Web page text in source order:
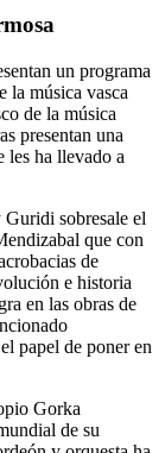
un programa
la música vasca
de la música
presentan una
les ha llevado a
Guridi sobresale el
que con
de
e historia
en las obras de
papel de poner en
Gorka
de su